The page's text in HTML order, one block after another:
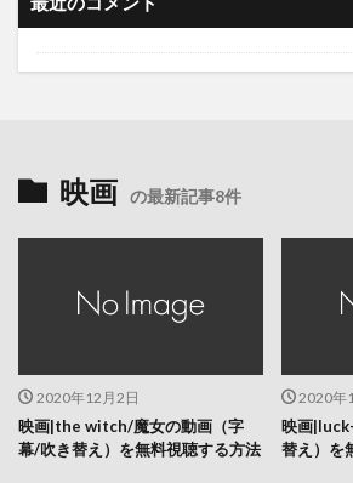
映画 の最新記事8件
2020年12月2日
映画|the witch/魔女の動画（字
幕/吹き替え）を無料視聴する方法
2020年
映画
替え）を